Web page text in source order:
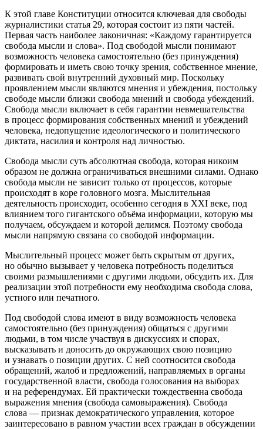
К этой главе Конституции относится ключевая для свободы
журналистики статья 29, которая состоит из пяти частей.
Первая часть наиболее лаконичная: «Каждому гарантируется
свобода мысли и слова». Под свободой мысли понимают
возможность человека самостоятельно (без принуждения)
формировать и иметь свою точку зрения, собственное мнение,
развивать свой внутренний духовный мир. Поскольку
проявлением мысли являются мнения и убеждения, постольку
свободе мысли близки свобода мнений и свобода убеждений.
Свобода мысли включает в себя гарантии невмешательства
в процесс формирования собственных мнений и убеждений
человека, недопущение идеологического и политического
диктата, насилия и контроля над личностью.
Свобода мысли суть абсолютная свобода, которая никоим
образом не должна ограничиваться внешними силами. Однако
свобода мысли не зависит только от процессов, которые
происходят в коре головного мозга. Мыслительная
деятельность происходит, особенно сегодня в XXI веке, под
влиянием того гигантского объёма информации, которую мы
получаем, обсуждаем и которой делимся. Поэтому свобода
мысли напрямую связана со свободой информации.
Мыслительный процесс может быть скрытым от других,
но обычно вызывает у человека потребность поделиться
своими размышлениями с другими людьми, обсудить их. Для
реализации этой потребности ему необходима свобода слова,
устного или печатного.
Под свободой слова имеют в виду возможность человека
самостоятельно (без принуждения) общаться с другими
людьми, в том числе участвуя в дискуссиях и спорах,
высказывать и доносить до окружающих свою позицию
и узнавать о позиции других. С ней соотносится свобода
обращений, жалоб и предложений, направляемых в органы
государственной власти, свобода голосования на выборах
и на референдумах. Ей практически тождественна свобода
выражения мнения (свобода самовыражения). Свобода
слова — признак демократического управления, которое
заинтересовано в равном участии всех граждан в обсуждении